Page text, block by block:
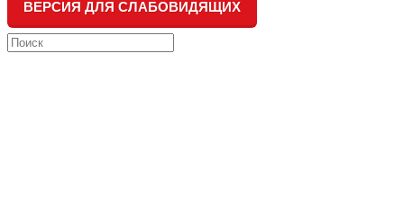
ВЕРСИЯ ДЛЯ СЛАБОВИДЯЩИХ
Search